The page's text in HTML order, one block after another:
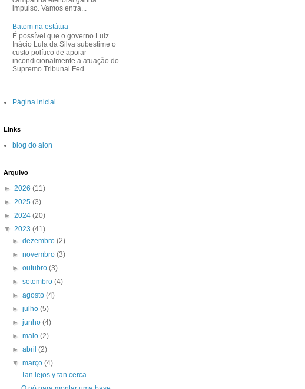
impulso. Vamos entra...
Batom na estátua
É possível que o governo Luiz
Inácio Lula da Silva subestime o
custo político de apoiar
incondicionalmente a atuação do
Supremo Tribunal Fed...
Página inicial
Links
blog do alon
Arquivo
► 2026 (11)
► 2025 (3)
► 2024 (20)
▼ 2023 (41)
►dezembro(2)
►novembro(3)
►outubro(3)
►setembro(4)
►agosto(4)
►julho(5)
►junho(4)
►maio(2)
►abril(2)
▼março(4)
Tan lejos y tan cerca